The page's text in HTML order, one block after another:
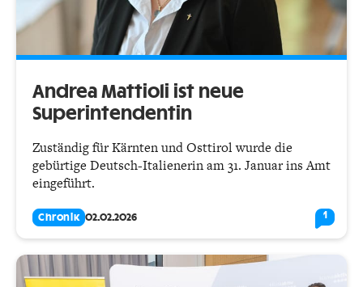
Andrea Mattioli ist neue
Superintendentin
Zuständig für Kärnten und Osttirol wurde die
gebürtige Deutsch-Italienerin am 31. Januar ins Amt
eingeführt.
Chronik 02.02.2026 1